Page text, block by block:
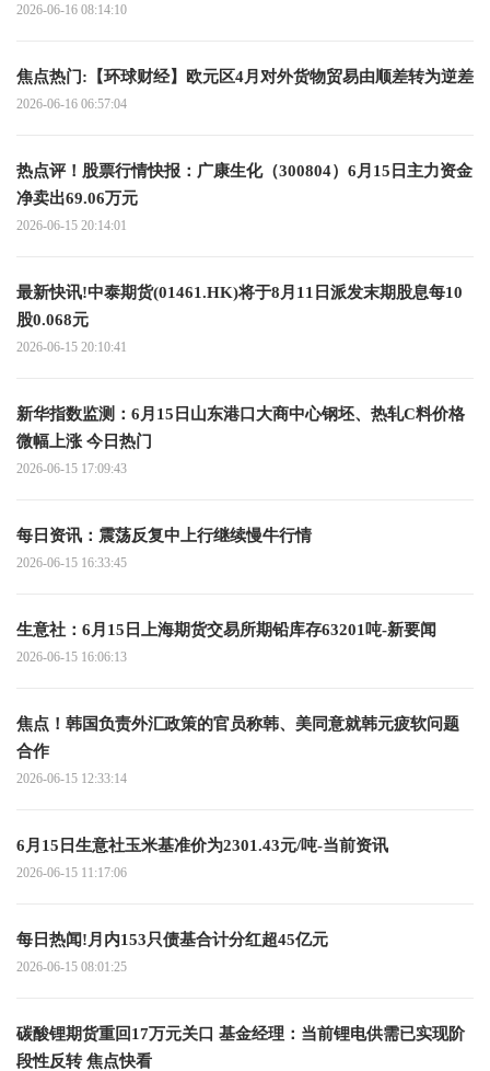
2026-06-16 08:14:10
焦点热门:【环球财经】欧元区4月对外货物贸易由顺差转为逆差
2026-06-16 06:57:04
热点评！股票行情快报：广康生化（300804）6月15日主力资金
净卖出69.06万元
2026-06-15 20:14:01
最新快讯!中泰期货(01461.HK)将于8月11日派发末期股息每10
股0.068元
2026-06-15 20:10:41
新华指数监测：6月15日山东港口大商中心钢坯、热轧C料价格
微幅上涨 今日热门
2026-06-15 17:09:43
每日资讯：震荡反复中上行继续慢牛行情
2026-06-15 16:33:45
生意社：6月15日上海期货交易所期铅库存63201吨-新要闻
2026-06-15 16:06:13
焦点！韩国负责外汇政策的官员称韩、美同意就韩元疲软问题
合作
2026-06-15 12:33:14
6月15日生意社玉米基准价为2301.43元/吨-当前资讯
2026-06-15 11:17:06
每日热闻!月内153只债基合计分红超45亿元
2026-06-15 08:01:25
碳酸锂期货重回17万元关口 基金经理：当前锂电供需已实现阶
段性反转 焦点快看